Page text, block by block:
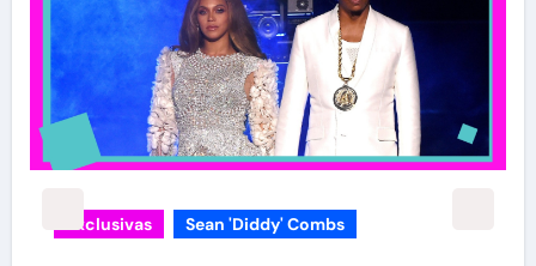
Exclusivas Sean 'Diddy' Combs